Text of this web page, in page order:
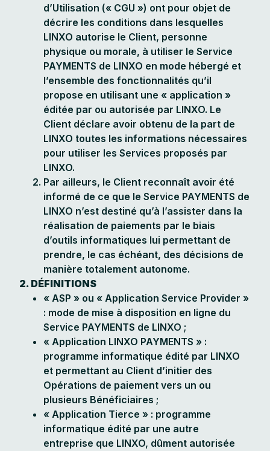
d’Utilisation (« CGU ») ont pour objet de
décrire les conditions dans lesquelles
LINXO autorise le Client, personne
physique ou morale, à utiliser le Service
PAYMENTS de LINXO en mode hébergé et
l’ensemble des fonctionnalités qu’il
propose en utilisant une « application »
éditée par ou autorisée par LINXO. Le
Client déclare avoir obtenu de la part de
LINXO toutes les informations nécessaires
pour utiliser les Services proposés par
LINXO.
Par ailleurs, le Client reconnaît avoir été
informé de ce que le Service PAYMENTS de
LINXO n’est destiné qu’à l’assister dans la
réalisation de paiements par le biais
d’outils informatiques lui permettant de
prendre, le cas échéant, des décisions de
manière totalement autonome.
2. DÉFINITIONS
« ASP » ou « Application Service Provider »
: mode de mise à disposition en ligne du
Service PAYMENTS de LINXO ;
« Application LINXO PAYMENTS » :
programme informatique édité par LINXO
et permettant au Client d’initier des
Opérations de paiement vers un ou
plusieurs Bénéficiaires ;
« Application Tierce » : programme
informatique édité par une autre
entreprise que LINXO, dûment autorisée